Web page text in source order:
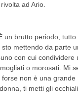
ad Ario.
un brutto periodo, tutto
mettendo da parte
con cui condividere
o morosati. Mi
non è una grande
ti metti gli